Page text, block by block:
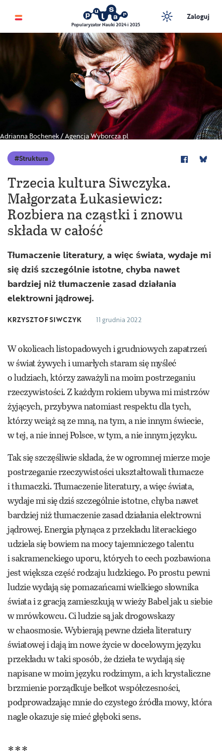
Popularyzator Nauki 2024 i 2025
Zaloguj
Adrianna Bochenek / Agencja Wyborcza.pl
Struktura
Trzecia kultura Siwczyka.
Małgorzata Łukasiewicz:
Rozbiera na cząstki i znowu
składa w całość
Tłumaczenie literatury, a więc świata, wydaje mi
się dziś szczególnie istotne, chyba nawet
bardziej niż tłumaczenie zasad działania
elektrowni jądrowej.
KRZYSZTOF SIWCZYK 11 grudnia 2022
W okolicach listopadowych i grudniowych zapatrzeń
w świat żywych i umarłych staram się myśleć
o ludziach, którzy zaważyli na moim postrzeganiu
rzeczywistości. Z każdym rokiem ubywa mi mistrzów
żyjących, przybywa natomiast respektu dla tych,
którzy wciąż są ze mną, na tym, a nie innym świecie,
w tej, a nie innej Polsce, w tym, a nie innym języku.
Tak się szczęśliwie składa, że w ogromnej mierze moje
postrzeganie rzeczywistości ukształtowali tłumacze
i tłumaczki. Tłumaczenie literatury, a więc świata,
wydaje mi się dziś szczególnie istotne, chyba nawet
bardziej niż tłumaczenie zasad działania elektrowni
jądrowej. Energia płynąca z przekładu literackiego
udziela się bowiem na mocy tajemniczego talentu
i sakramenckiego uporu, których to cech pozbawiona
jest większa część rodzaju ludzkiego. Po prostu pewni
ludzie wydają się pomazańcami wielkiego słownika
świata i z gracją zamieszkują w wieży Babel jak u siebie
w mrówkowcu. Ci ludzie są jak drogowskazy
w chaosmosie. Wybierają pewne dzieła literatury
światowej i dają im nowe życie w docelowym języku
przekładu w taki sposób, że dzieła te wydają się
napisane w moim języku rodzimym, a ich krystaliczne
brzmienie porządkuje bełkot współczesności,
podprowadzając mnie do czystego źródła mowy, która
nagle okazuje się mieć głęboki sens.